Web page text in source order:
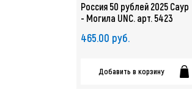
Россия 50 рублей 2025 Саур
- Могила UNC. арт. 5423
465.00 руб.
Добавить в корзину